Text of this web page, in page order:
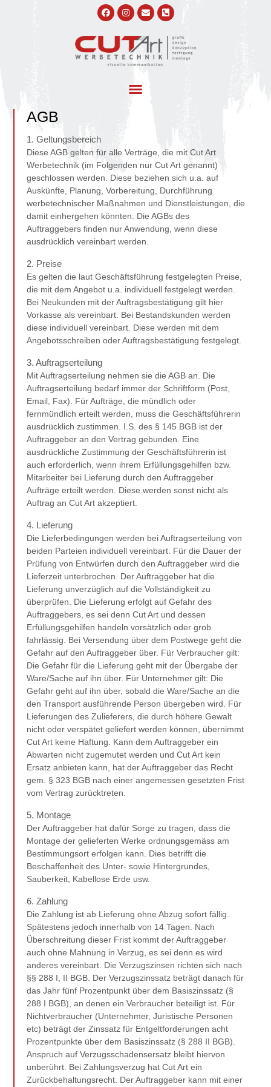
AGB
1. Geltungsbereich
Diese AGB gelten für alle Verträge, die mit Cut Art
Werbetechnik (im Folgenden nur Cut Art genannt)
geschlossen werden. Diese beziehen sich u.a. auf
Auskünfte, Planung, Vorbereitung, Durchführung
werbetechnischer Maßnahmen und Dienstleistungen, die
damit einhergehen könnten. Die AGBs des
Auftraggebers finden nur Anwendung, wenn diese
ausdrücklich vereinbart werden.
2. Preise
Es gelten die laut Geschäftsführung festgelegten Preise,
die mit dem Angebot u.a. individuell festgelegt werden.
Bei Neukunden mit der Auftragsbestätigung gilt hier
Vorkasse als vereinbart. Bei Bestandskunden werden
diese individuell vereinbart. Diese werden mit dem
Angebotsschreiben oder Auftragsbestätigung festgelegt.
3. Auftragserteilung
Mit Auftragserteilung nehmen sie die AGB an. Die
Auftragserteilung bedarf immer der Schriftform (Post,
Email, Fax). Für Aufträge, die mündlich oder
fernmündlich erteilt werden, muss die Geschäftsführerin
ausdrücklich zustimmen. I.S. des § 145 BGB ist der
Auftraggeber an den Vertrag gebunden. Eine
ausdrückliche Zustimmung der Geschäftsführerin ist
auch erforderlich, wenn ihrem Erfüllungsgehilfen bzw.
Mitarbeiter bei Lieferung durch den Auftraggeber
Aufträge erteilt werden. Diese werden sonst nicht als
Auftrag an Cut Art akzeptiert.
4. Lieferung
Die Lieferbedingungen werden bei Auftragserteilung von
beiden Parteien individuell vereinbart. Für die Dauer der
Prüfung von Entwürfen durch den Auftraggeber wird die
Lieferzeit unterbrochen. Der Auftraggeber hat die
Lieferung unverzüglich auf die Vollständigkeit zu
überprüfen. Die Lieferung erfolgt auf Gefahr des
Auftraggebers, es sei denn Cut Art und dessen
Erfüllungsgehilfen handeln vorsätzlich oder grob
fahrlässig. Bei Versendung über dem Postwege geht die
Gefahr auf den Auftraggeber über. Für Verbraucher gilt:
Die Gefahr für die Lieferung geht mit der Übergabe der
Ware/Sache auf ihn über. Für Unternehmer gilt: Die
Gefahr geht auf ihn über, sobald die Ware/Sache an die
den Transport ausführende Person übergeben wird. Für
Lieferungen des Zulieferers, die durch höhere Gewalt
nicht oder verspätet geliefert werden können, übernimmt
Cut Art keine Haftung. Kann dem Auftraggeber ein
Abwarten nicht zugemutet werden und Cut Art kein
Ersatz anbieten kann, hat der Auftraggeber das Recht
gem. § 323 BGB nach einer angemessen gesetzten Frist
vom Vertrag zurücktreten.
5. Montage
Der Auftraggeber hat dafür Sorge zu tragen, dass die
Montage der gelieferten Werke ordnungsgemäss am
Bestimmungsort erfolgen kann. Dies betrifft die
Beschaffenheit des Unter- sowie Hintergrundes,
Sauberkeit, Kabellose Erde usw.
6. Zahlung
Die Zahlung ist ab Lieferung ohne Abzug sofort fällig.
Spätestens jedoch innerhalb von 14 Tagen. Nach
Überschreitung dieser Frist kommt der Auftraggeber
auch ohne Mahnung in Verzug, es sei denn es wird
anderes vereinbart. Die Verzugszinsen richten sich nach
§§ 288 I, II BGB. Der Verzugszinssatz beträgt danach für
das Jahr fünf Prozentpunkt über dem Basiszinssatz (§
288 I BGB), an denen ein Verbraucher beteiligt ist. Für
Nichtverbraucher (Unternehmer, Juristische Personen
etc) beträgt der Zinssatz für Entgeltforderungen acht
Prozentpunkte über dem Basiszinssatz (§ 288 II BGB).
Anspruch auf Verzugsschadensersatz bleibt hiervon
unberührt. Bei Zahlungsverzug hat Cut Art ein
Zurückbehaltungsrecht. Der Auftraggeber kann mit einer